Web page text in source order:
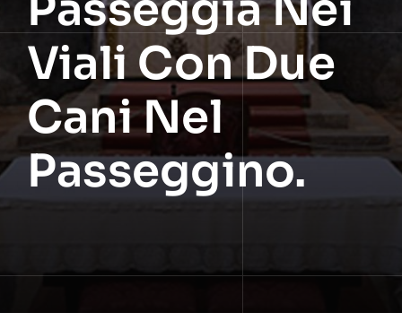
Viali Con Due
Cani Nel
Passeggino.